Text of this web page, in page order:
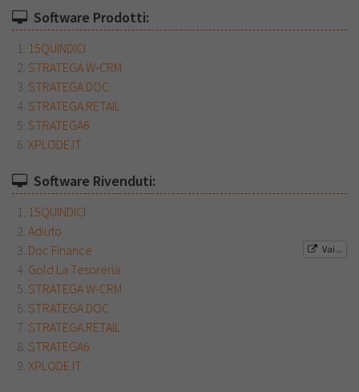
Software Prodotti:
15QUINDICI
STRATEGA W-CRM
STRATEGA.DOC
STRATEGA.RETAIL
STRATEGA6
XPLODE.IT
Software Rivenduti:
15QUINDICI
Adiuto
Doc Finance
Vai...
Gold La Tesoreria
STRATEGA W-CRM
STRATEGA.DOC
STRATEGA.RETAIL
STRATEGA6
XPLODE.IT